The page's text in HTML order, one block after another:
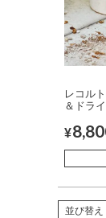
レコル
＆ドラ
¥
並び替え